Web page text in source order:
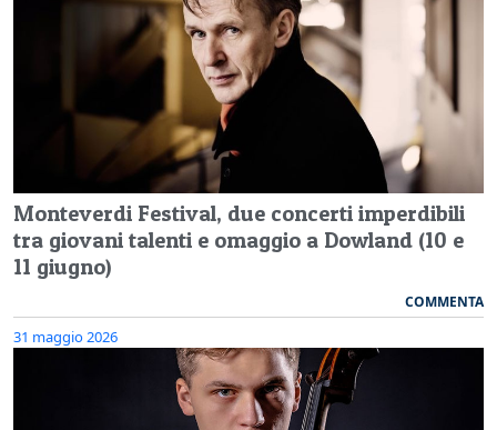
Monteverdi Festival, due concerti imperdibili
tra giovani talenti e omaggio a Dowland (10 e
11 giugno)
COMMENTA
31 maggio 2026